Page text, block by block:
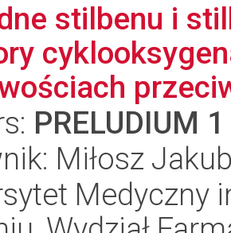
stilbenu i
PRELUDIUM 1
Miłosz
Medyczny